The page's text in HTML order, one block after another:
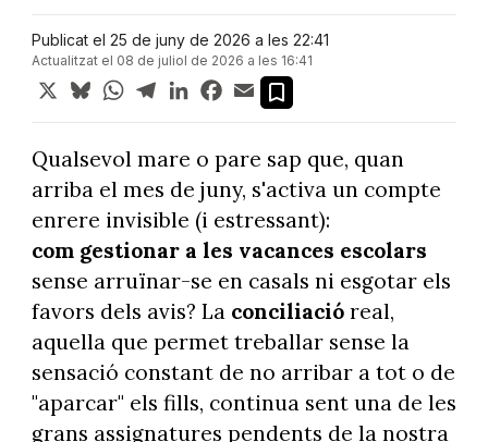
Publicat el 25 de juny de 2026 a les 22:41
Actualitzat el 08 de juliol de 2026 a les 16:41
X BlueskyWhatsApp
TelegramLinkedInFacebook
Email
Qualsevol mare o pare sap que, quan
arriba el mes de juny, s'activa un compte
enrere invisible (i estressant):
com gestionar a les vacances escolars
sense arruïnar-se en casals ni esgotar els
favors dels avis? La conciliació real,
aquella que permet treballar sense la
sensació constant de no arribar a tot o de
"aparcar" els fills, continua sent una de les
grans assignatures pendents de la nostra